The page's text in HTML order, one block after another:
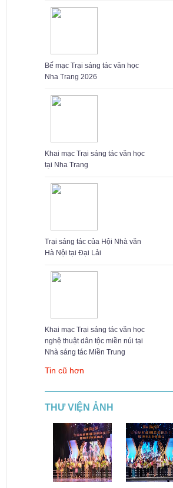
Bế mạc Trại sáng tác văn học
Nha Trang 2026
Khai mạc Trại sáng tác văn học
tại Nha Trang
Trại sáng tác của Hội Nhà văn
Hà Nội tại Đại Lải
Khai mạc Trại sáng tác văn học
nghệ thuật dân tộc miền núi tại
Nhà sáng tác Miền Trung
Tin cũ hơn
THƯ VIỆN ẢNH